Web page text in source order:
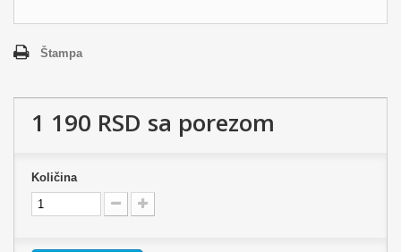
Štampa
1 190 RSD sa porezom
Količina